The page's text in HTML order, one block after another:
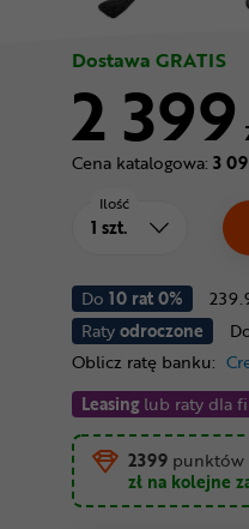
Dostawa GRATIS
2 399
Cena katalogowa: 3
Do 10 rat 0%
Ratyodroczone
Oblicz ratę banku:
Leasinglub raty dla
Ilość
2399 punktów
zł na kolejne